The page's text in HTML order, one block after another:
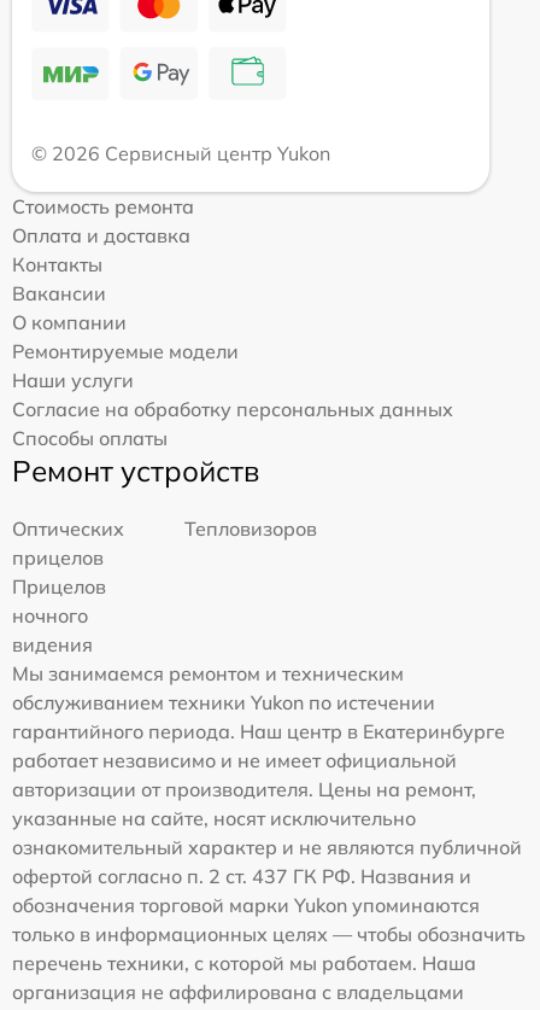
© 2026 Сервисный центр Yukon
Стоимость ремонта
Оплата и доставка
Контакты
Вакансии
О компании
Ремонтируемые модели
Наши услуги
Согласие на обработку персональных данных
Способы оплаты
Ремонт устройств
Оптических
прицелов
Тепловизоров
Прицелов
ночного
видения
Мы занимаемся ремонтом и техническим
обслуживанием техники Yukon по истечении
гарантийного периода. Наш центр в Екатеринбурге
работает независимо и не имеет официальной
авторизации от производителя. Цены на ремонт,
указанные на сайте, носят исключительно
ознакомительный характер и не являются публичной
офертой согласно п. 2 ст. 437 ГК РФ. Названия и
обозначения торговой марки Yukon упоминаются
только в информационных целях — чтобы обозначить
перечень техники, с которой мы работаем. Наша
организация не аффилирована с владельцами